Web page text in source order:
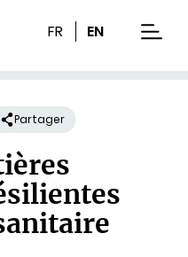
FR EN
Partager